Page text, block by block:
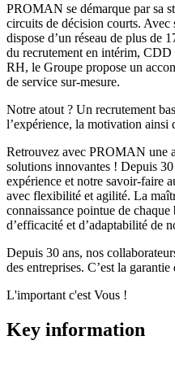
PROMAN se démarque par sa
circuits de décision courts.
dispose d’un réseau de plus de
du recrutement en intérim,
RH, le Groupe propose un
de service sur-mesure.
Notre atout ? Un recrutement
l’expérience, la motivation ainsi
Retrouvez avec PROMAN une
solutions innovantes ! Depuis
expérience et notre savoir-faire
avec flexibilité et agilité. La
connaissance pointue de chaque
d’efficacité et d’adaptabilité de
Depuis 30 ans, nos
des entreprises. C’est la
L'important c'est Vous !
Key information